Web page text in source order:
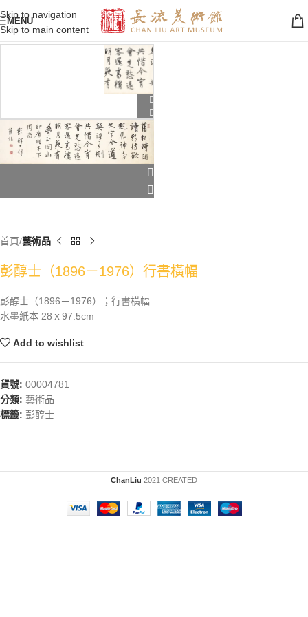
Skip to navigation
Skip to main content
MENU
首頁 藝術品
彭醇士（1896－1976）行書橫幅
彭醇士（1896－1976）；行書橫幅
水墨紙本 28ｘ97.5cm
Add to wishlist
貨號: 00004781
分類: 藝術品
標籤: 彭醇士
ChanLiu 2021 CREATED